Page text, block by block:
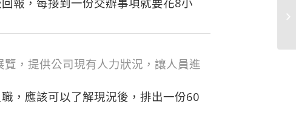
，提供公司現有人力狀況，讓人員進
，應該可以了解現況後，排出一份60